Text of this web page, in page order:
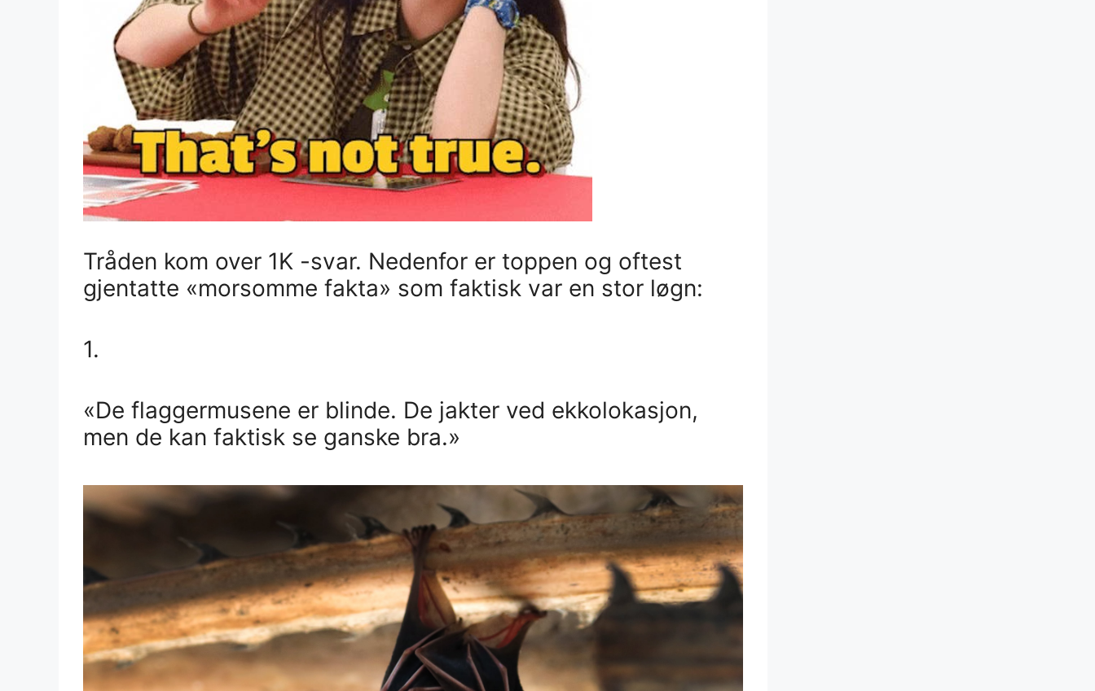
Tråden kom over 1K -svar. Nedenfor er toppen og oftest
gjentatte «morsomme fakta» som faktisk var en stor løgn:
1.
«De flaggermusene er blinde. De jakter ved ekkolokasjon,
men de kan faktisk se ganske bra.»